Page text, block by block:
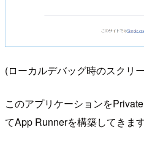
(ローカルデバッグ時のスクリ
このアプリケーションを
てApp Runnerを構築してきます